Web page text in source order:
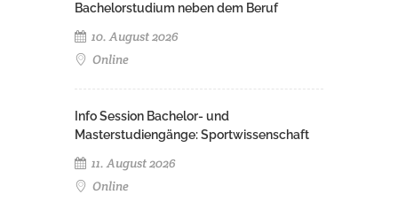
Bachelorstudium neben dem Beruf
10. August 2026
Online
Info Session Bachelor- und
Masterstudiengänge: Sportwissenschaft
11. August 2026
Online